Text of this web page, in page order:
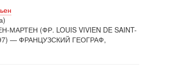
МАРТЕН (ФР. LOUIS VIVIEN DE SAINT-
— ФРАНЦУЗСКИЙ ГЕОГРАФ,